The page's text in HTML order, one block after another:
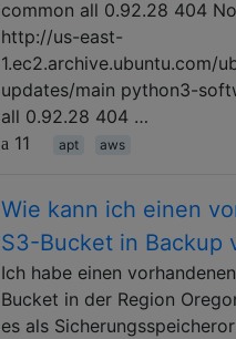
common all 0.92.28 404
http://us-east-
1.ec2.archive.ubuntu.com/
updates/main python3-
all 0.92.28 404 …
11
apt aws
Wie kann ich einen
S3-Bucket in Backup
Ich habe einen
Bucket in der Region
es als